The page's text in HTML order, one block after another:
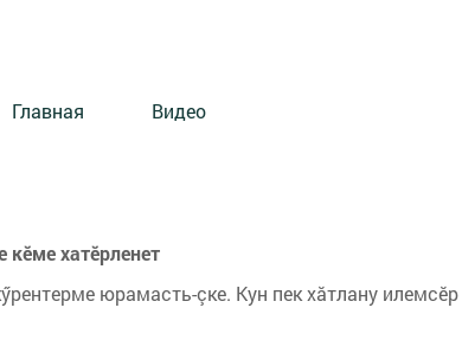
Главная Видео
кӗме хатӗрленет
юрамасть-çке. Кун пек хăтлану илемсӗр